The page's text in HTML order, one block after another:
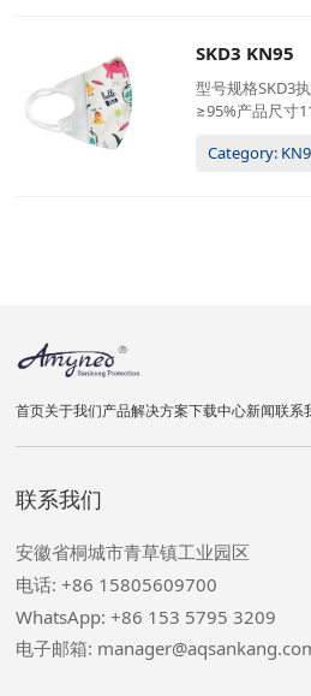
SKD3 KN95
型号规格SKD3
≥95%产品尺寸
包装)包装10只
Category:
首页关于我们产品解决方案下载中心新闻联系
联系我们
安徽省桐城市青草镇工业园区
电话: +86 15805609700
WhatsApp: +86 153 5795 3209
电子邮箱: